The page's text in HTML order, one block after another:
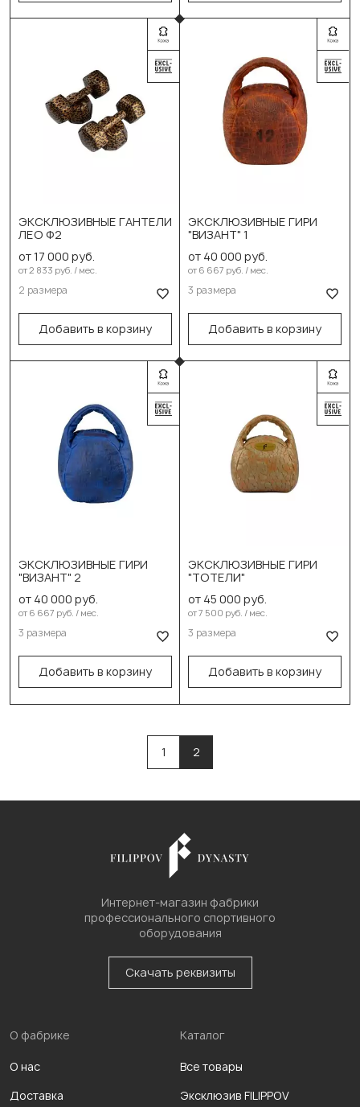
ЭКСКЛЮЗИВНЫЕ ГАНТЕЛИ
ЛЕО Ф2
от 17 000 руб.
от 2 833 руб. / мес.
2 размера
Добавить в корзину
4 кг пара (Без
подставки)
В корзину
ЭКСКЛЮЗИВНЫЕ ГИРИ
"ВИЗАНТ" 1
от 40 000 руб.
от 6 667 руб. / мес.
3 размера
Добавить в корзину
8кг
12кг
16кг
ЭКСКЛЮЗИВНЫЕ ГИРИ
"ВИЗАНТ" 2
от 40 000 руб.
от 6 667 руб. / мес.
3 размера
Добавить в корзину
8кг
12кг
16кг
ЭКСКЛЮЗИВНЫЕ ГИРИ
"ТОТЕЛИ"
от 45 000 руб.
от 7 500 руб. / мес.
3 размера
Добавить в корзину
8кг
12кг
16кг
1 2
Интернет-магазин фабрики
профессионального спортивного
оборудования
Скачать реквизиты
О фабрике
О нас
Доставка
Каталог
Все товары
Эксклюзив FILIPPOV